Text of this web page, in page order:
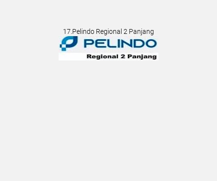
17.Pelindo Regional 2 Panjang